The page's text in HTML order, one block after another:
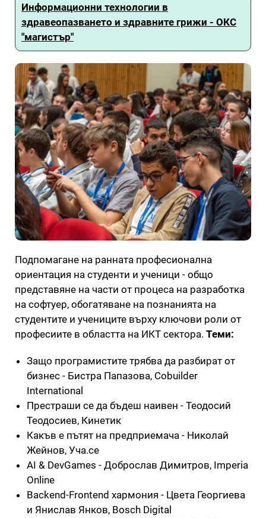
Информационни технологии в
здравеопазването и здравните грижи - ОКС
"магистър"
Подпомагане на ранната професионална
ориентация на студенти и ученици - общо
представяне на части от процеса на разработка
на софтуер, обогатяване на познанията на
студентите и учениците върху ключови роли от
професиите в областта на ИКТ сектора. Теми:
Защо програмистите трябва да разбират от
бизнес - Бистра Папазова, Cobuilder
International
Престраши се да бъдеш наивен - Теодосий
Теодосиев, Кинетик
Какъв е пътят на предприемача - Николай
Жейнов, Уча.се
AI & DevGames - Доброслав Димитров, Imperia
Online
Backend-Frontend хармония - Цвета Георгиева
и Янислав Янков, Bosch Digital